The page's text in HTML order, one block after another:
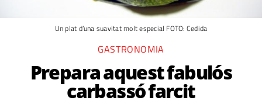
Un plat d’una suavitat molt especial FOTO: Cedida
GASTRONOMIA
Prepara aquest fabulós
carbassó farcit